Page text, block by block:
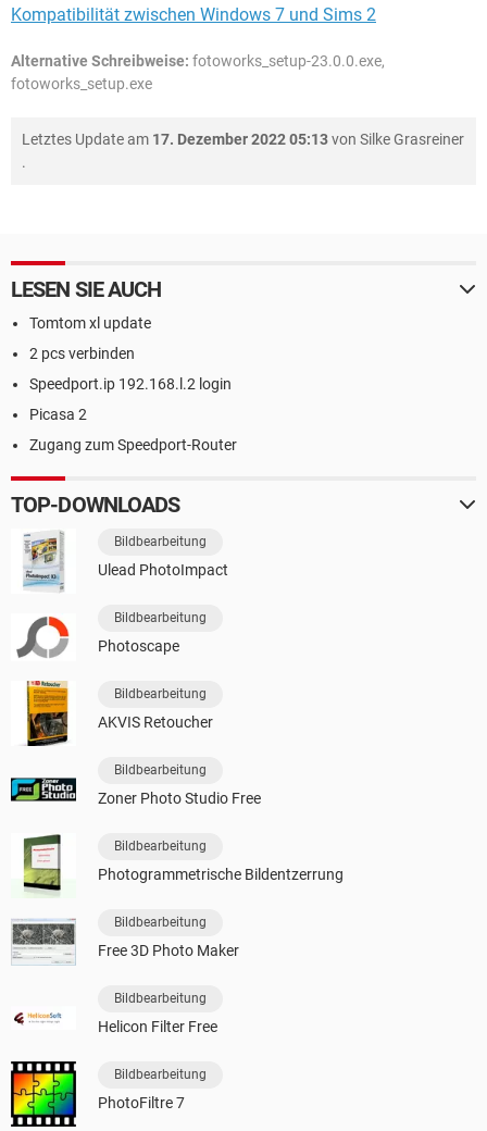
Kompatibilität zwischen Windows 7 und Sims 2
Alternative Schreibweise: fotoworks_setup-23.0.0.exe,
fotoworks_setup.exe
Letztes Update am 17. Dezember 2022 05:13von Silke Grasreiner
.
LESEN SIE AUCH
Tomtom xl update
2 pcs verbinden
Speedport.ip 192.168.l.2 login
Picasa 2
Zugang zum Speedport-Router
TOP-DOWNLOADS
Bildbearbeitung
Ulead PhotoImpact
Bildbearbeitung
Photoscape
Bildbearbeitung
AKVIS Retoucher
Bildbearbeitung
Zoner Photo Studio Free
Bildbearbeitung
Photogrammetrische Bildentzerrung
Bildbearbeitung
Free 3D Photo Maker
Bildbearbeitung
Helicon Filter Free
Bildbearbeitung
PhotoFiltre 7